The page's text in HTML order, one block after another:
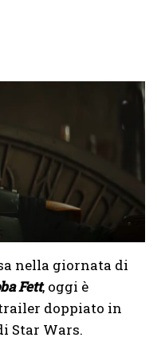
nella giornata di
Fett, oggi è
doppiato in
Star Wars.